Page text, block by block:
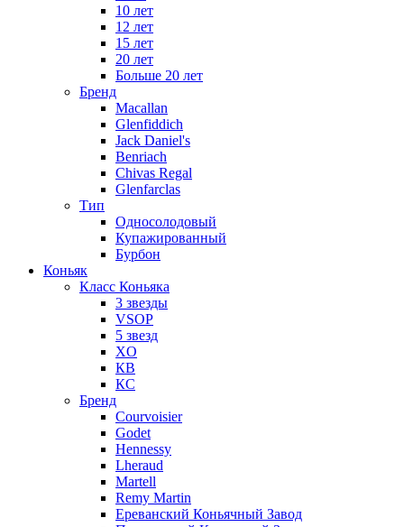
10 лет
12 лет
15 лет
20 лет
Больше 20 лет
Бренд
Macallan
Glenfiddich
Jack Daniel's
Benriach
Chivas Regal
Glenfarclas
Тип
Односолодовый
Купажированный
Бурбон
Коньяк
Класс Коньяка
3 звезды
VSOP
5 звезд
XO
КВ
КС
Бренд
Courvoisier
Godet
Hennessy
Lheraud
Martell
Remy Martin
Ереванский Коньячный Завод